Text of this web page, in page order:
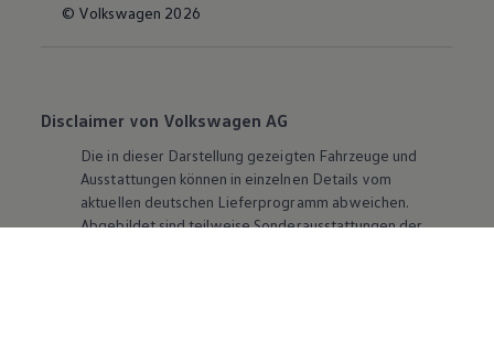
© Volkswagen 2026
Disclaimer von Volkswagen AG
Die in dieser Darstellung gezeigten Fahrzeuge und
Ausstattungen können in einzelnen Details vom
aktuellen deutschen Lieferprogramm abweichen.
Abgebildet sind teilweise Sonderausstattungen der